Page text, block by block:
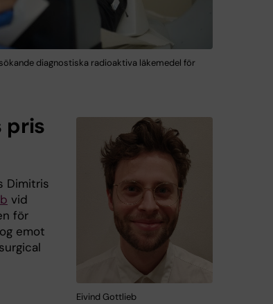
diagnostiska radioaktiva läkemedel för
Eivind Gottlieb
pris
Dimitris
vid
för
emot